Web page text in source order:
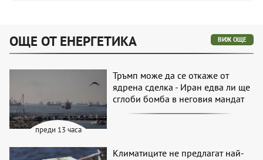
ОЩЕ ОТ ЕНЕРГЕТИКА ВИЖ ОЩЕ
преди 13 часа
Тръмп може да се откаже от
ядрена сделка - Иран едва ли ще
сглоби бомба в неговия мандат
Климатиците не предлагат най-